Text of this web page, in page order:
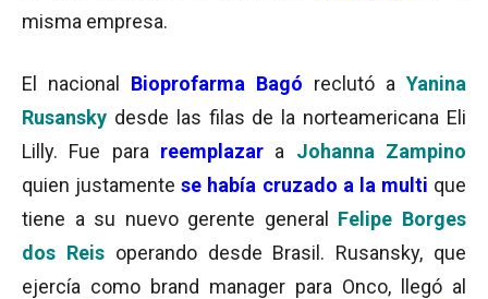
misma empresa.
El nacional Bioprofarma Bagó reclutó a Yanina
Rusansky desde las filas de la norteamericana Eli
Lilly. Fue para reemplazar a Johanna Zampino
quien justamentese había cruzado a la multi que
tiene a su nuevo gerente general Felipe Borges
dos Reisoperando desde Brasil. Rusansky, que
ejercía como brand manager para Onco, llegó al